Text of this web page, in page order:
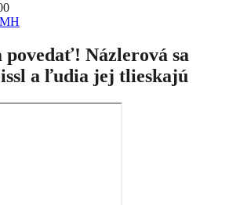
Názlerová sa
a ľudia jej tlieskajú